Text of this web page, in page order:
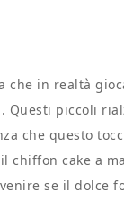
in realtà
piccoli
che questo
chiffon cake a
se il dolce